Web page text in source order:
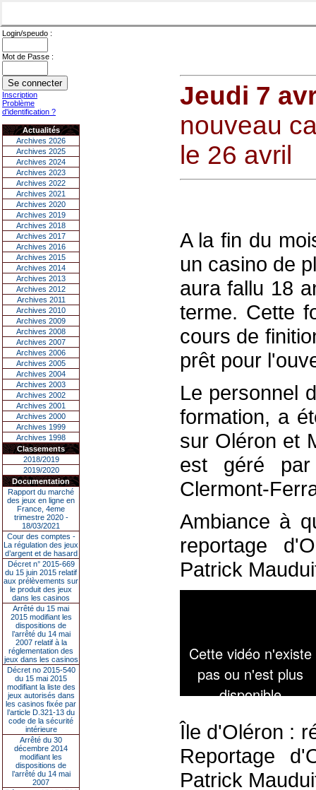
Login/speudo :
Mot de Passe :
Inscription
Problème
d'identification ?
Actualités
Archives 2026
Archives 2025
Archives 2024
Archives 2023
Archives 2022
Archives 2021
Archives 2020
Archives 2019
Archives 2018
Archives 2017
Archives 2016
Archives 2015
Archives 2014
Archives 2013
Archives 2012
Archives 2011
Archives 2010
Archives 2009
Archives 2008
Archives 2007
Archives 2006
Archives 2005
Archives 2004
Archives 2003
Archives 2002
Archives 2001
Archives 2000
Archives 1999
Archives 1998
Classements
2018/2019
2019/2020
Documentation
Rapport du marché
des jeux en ligne en
France, 4eme
trimestre 2020 -
18/03/2021
Cour des comptes -
La régulation des jeux
d’argent et de hasard
Décret n° 2015-669
du 15 juin 2015 relatif
aux prélèvements sur
le produit des jeux
dans les casinos
Arrêté du 15 mai
2015 modifiant les
dispositions de
l’arrêté du 14 mai
2007 relatif à la
réglementation des
jeux dans les casinos
Décret no 2015-540
du 15 mai 2015
modifiant la liste des
jeux autorisés dans
les casinos fixée par
l’article D.321-13 du
code de la sécurité
intérieure
Arrêté du 30
décembre 2014
modifiant les
dispositions de
l’arrêté du 14 mai
2007
Jeudi 7
nouveau
le 26 avril
A la fin du
un casino de
aura fallu 18
terme. Cette
cours de
prêt pour
Le personnel
formation, a
sur Oléron et
est géré
Clermont-
Ambiance à
reportage
Patrick
Île d'Oléron :
Reportage
Patrick